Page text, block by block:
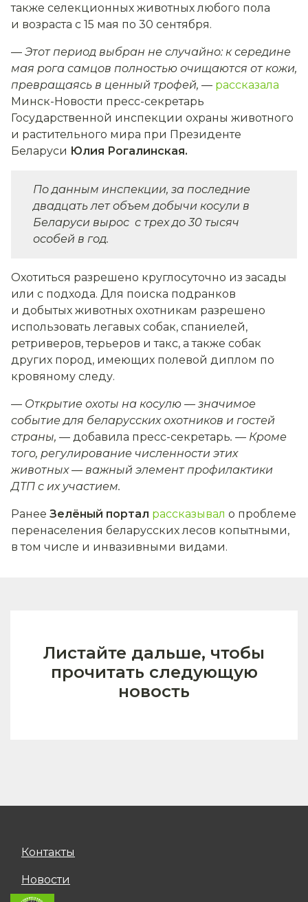
также селекционных животных любого пола
и возраста с 15 мая по 30 сентября.
— Этот период выбран не случайно: к середине
мая рога самцов полностью очищаются от кожи,
превращаясь в ценный трофей, — рассказала
Минск-Новости пресс-секретарь
Государственной инспекции охраны животного
и растительного мира при Президенте
Беларуси Юлия Рогалинская.
По данным инспекции, за последние
двадцать лет объем добычи косули в
Беларуси вырос с трех до 30 тысяч
особей в год.
Охотиться разрешено круглосуточно из засады
или с подхода. Для поиска подранков
и добытых животных охотникам разрешено
использовать легавых собак, спаниелей,
ретриверов, терьеров и такс, а также собак
других пород, имеющих полевой диплом по
кровяному следу.
— Открытие охоты на косулю — значимое
событие для беларусских охотников и гостей
страны, — добавила пресс-секретарь. — Кроме
того, регулирование численности этих
животных — важный элемент профилактики
ДТП с ихучастием.
Ранее Зелёный портал рассказывал о проблеме
перенаселения беларусских лесов копытными,
в том числе и инвазивными видами.
Листайте дальше, чтобы
прочитать следующую
новость
Контакты
Новости